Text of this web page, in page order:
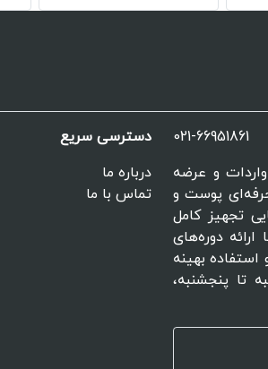
021-66951861
واردات و عرضه
پوست و
تجهیز کامل
دوره‌های
استفاده بهینه
تا پنجشنبه،
دسترسی سریع
درباره ما
تماس با ما